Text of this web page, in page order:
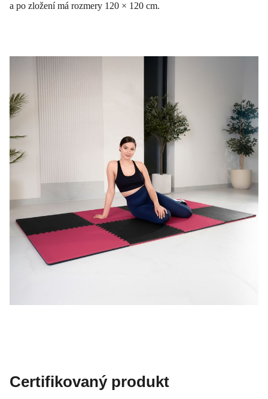
a po zložení má rozmery 120 × 120 cm.
Certifikovaný produkt